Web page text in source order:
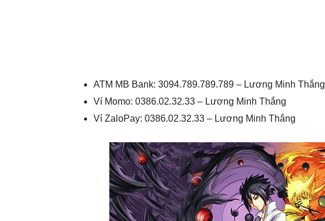
ATM MB Bank: 3094.789.789.789 – Lương Minh Thắng
Ví Momo: 0386.02.32.33 – Lương Minh Thắng
Ví ZaloPay: 0386.02.32.33 – Lương Minh Thắng